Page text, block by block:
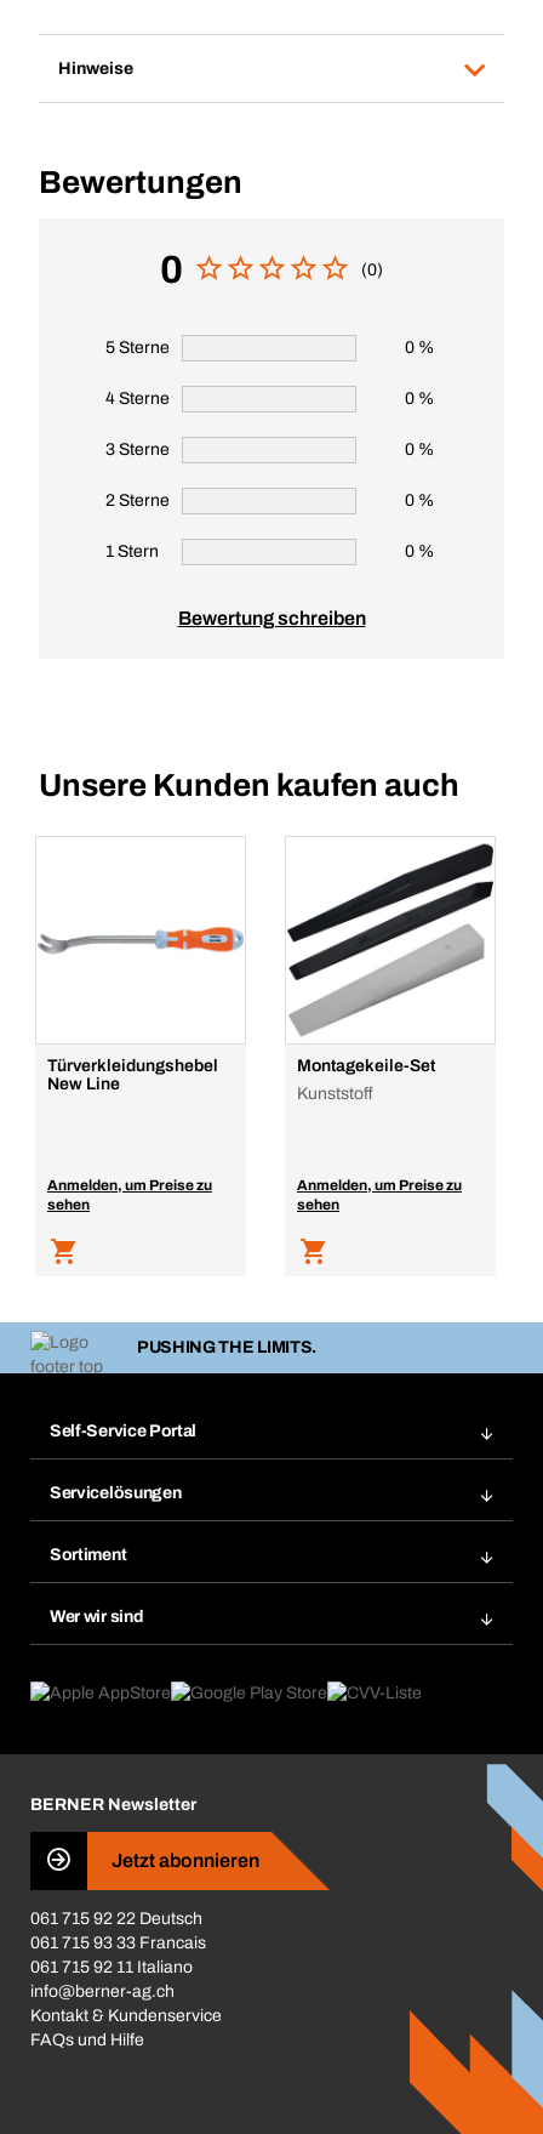
Hinweise
Bewertungen
0 (0)
5 Sterne 0 %
4 Sterne 0 %
3 Sterne 0 %
2 Sterne 0 %
1 Stern 0 %
Bewertung schreiben
Unsere Kunden kaufen auch
Türverkleidungshebel
New Line
Anmelden, um Preise zu
sehen
Montagekeile-Set
Kunststoff
Anmelden, um Preise zu
sehen
PUSHING THE LIMITS.
Self-Service Portal
Merklisten
Nachbestellung
Dauerauftrag
Servicelösungen
Gefahrenstoffdatenbank
eProcurement
Produktfinder
Sortiment
Wer wir sind
Was uns antreibt
Business Conduct
BERNER Newsletter
Jetzt abonnieren
061 715 92 22 Deutsch
061 715 93 33 Francais
061 715 92 11 Italiano
info@berner-ag.ch
Kontakt & Kundenservice
FAQs und Hilfe